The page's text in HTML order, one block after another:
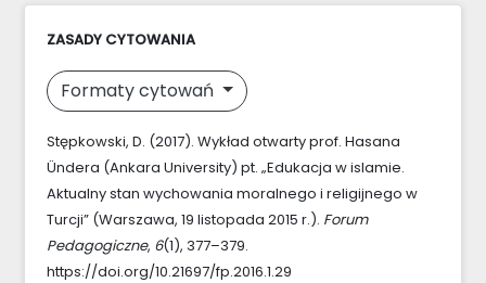
ZASADY CYTOWANIA
Formaty cytowań
Stępkowski, D. (2017). Wykład otwarty prof. Hasana
Ündera (Ankara University) pt. „Edukacja w islamie.
Aktualny stan wychowania moralnego i religijnego w
Turcji” (Warszawa, 19 listopada 2015 r.). Forum
Pedagogiczne, 6(1), 377–379.
https://doi.org/10.21697/fp.2016.1.29